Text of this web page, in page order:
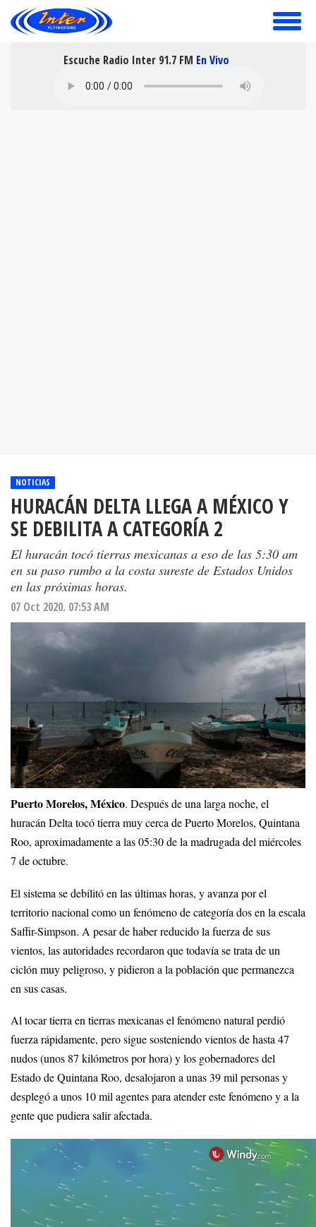
toggle
Escuche Radio Inter 91.7 FM En Vivo
NOTICIAS
HURACÁN DELTA LLEGA A MÉXICO Y
SE DEBILITA A CATEGORÍA 2
El huracán tocó tierras mexicanas a eso de las 5:30 am
en su paso rumbo a la costa sureste de Estados Unidos
en las próximas horas.
07 Oct 2020. 07:53 AM
Puerto Morelos, México. Después de una larga noche, el
huracán Delta tocó tierra muy cerca de Puerto Morelos, Quintana
Roo, aproximadamente a las 05:30 de la madrugada del miércoles
7 de octubre.
El sistema se debilitó en las últimas horas, y avanza por el
territorio nacional como un fenómeno de categoría dos en la escala
Saffir-Simpson. A pesar de haber reducido la fuerza de sus
vientos, las autoridades recordaron que todavía se trata de un
ciclón muy peligroso, y pidieron a la población que permanezca
en sus casas.
Al tocar tierra en tierras mexicanas el fenómeno natural perdió
fuerza rápidamente, pero sigue sosteniendo vientos de hasta 47
nudos (unos 87 kilómetros por hora) y los gobernadores del
Estado de Quintana Roo, desalojaron a unas 39 mil personas y
desplegó a unos 10 mil agentes para atender este fenómeno y a la
gente que pudiera salir afectada.